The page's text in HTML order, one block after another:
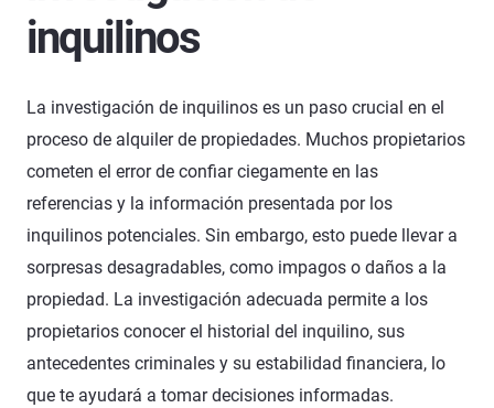
inquilinos
La investigación de inquilinos es un paso crucial en el
proceso de alquiler de propiedades. Muchos propietarios
cometen el error de confiar ciegamente en las
referencias y la información presentada por los
inquilinos potenciales. Sin embargo, esto puede llevar a
sorpresas desagradables, como impagos o daños a la
propiedad. La investigación adecuada permite a los
propietarios conocer el historial del inquilino, sus
antecedentes criminales y su estabilidad financiera, lo
que te ayudará a tomar decisiones informadas.